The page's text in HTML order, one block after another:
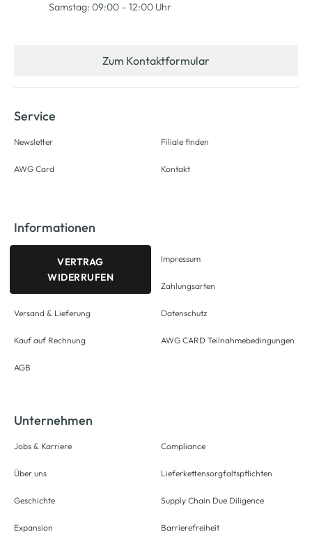
Samstag: 09:00 – 12:00 Uhr
Zum Kontaktformular
Service
Newsletter
AWG Card
Filiale finden
Kontakt
Informationen
VERTRAG
WIDERRUFEN
Versand & Lieferung
Kauf auf Rechnung
AGB
Impressum
Zahlungsarten
Datenschutz
AWG CARD Teilnahmebedingungen
Unternehmen
Jobs & Karriere
Über uns
Geschichte
Expansion
Compliance
Lieferkettensorgfaltspflichten
Supply Chain Due Diligence
Barrierefreiheit